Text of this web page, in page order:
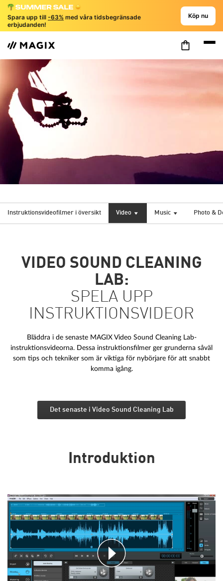
Spara upp till -63% med våra tidsbegränsade
erbjudanden!
Köp nu
Instruktionsvideofilmer i översikt Video Music Photo &
VIDEO SOUND CLEANING
LAB:
SPELA UPP
INSTRUKTIONSVIDEOR
Bläddra i de senaste MAGIX Video Sound Cleaning Lab-
instruktionsvideorna. Dessa instruktionsfilmer ger grunderna såväl
som tips och tekniker som är viktiga för nybörjare för att snabbt
komma igång.
Det senaste i Video Sound Cleaning Lab
Introduktion